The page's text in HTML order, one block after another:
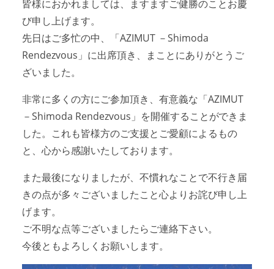
お問い合わせ
リンク
皆様におかれましては、ますますご健勝のことお慶
び申し上げます。
先日はご多忙の中、「AZIMUT －Shimoda
Rendezvous」に出席頂き、まことにありがとうご
ざいました。
非常に多くの方にご参加頂き、有意義な「AZIMUT
－Shimoda Rendezvous」を開催することができま
した。これも皆様方のご支援とご愛顧によるもの
と、心から感謝いたしております。
また最後になりましたが、不慣れなことで不行き届
きの点が多々ございましたこと心よりお詫び申し上
げます。
ご不明な点等ございましたらご連絡下さい。
今後ともよろしくお願いします。